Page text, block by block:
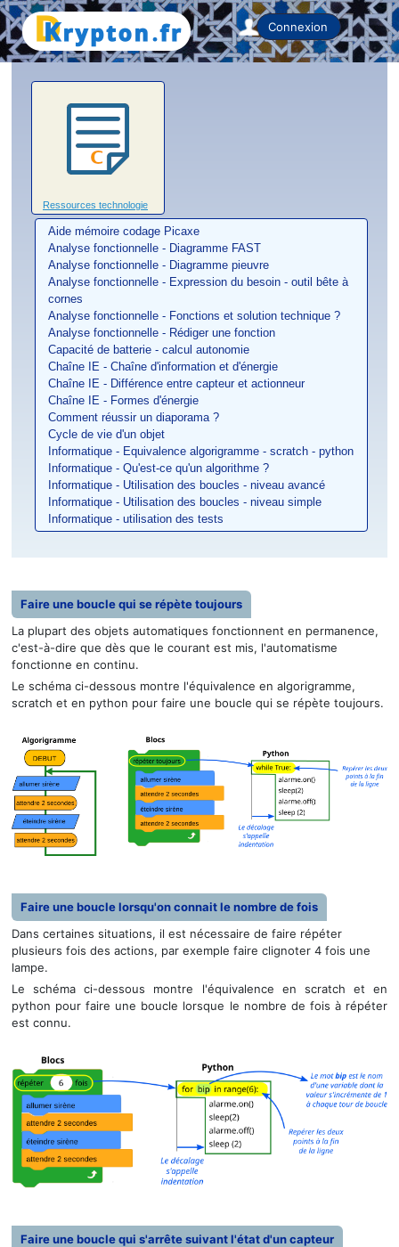
Home
Connexion
Ressources technologie
Aide mémoire codage Picaxe
Analyse fonctionnelle - Diagramme FAST
Analyse fonctionnelle - Diagramme pieuvre
Analyse fonctionnelle - Expression du besoin - outil bête à
cornes
Analyse fonctionnelle - Fonctions et solution technique ?
Analyse fonctionnelle - Rédiger une fonction
Capacité de batterie - calcul autonomie
Chaîne IE - Chaîne d'information et d'énergie
Chaîne IE - Différence entre capteur et actionneur
Chaîne IE - Formes d'énergie
Comment réussir un diaporama ?
Cycle de vie d'un objet
Informatique - Equivalence algorigramme - scratch - python
Informatique - Qu'est-ce qu'un algorithme ?
Informatique - Utilisation des boucles - niveau avancé
Informatique - Utilisation des boucles - niveau simple
Informatique - utilisation des tests
Faire une boucle qui se répète toujours
La plupart des objets automatiques fonctionnent en permanence,
c'est-à-dire que dès que le courant est mis, l'automatisme
fonctionne en continu.
Le schéma ci-dessous montre l'équivalence en algorigramme,
scratch et en python pour faire une boucle qui se répète toujours.
Faire une boucle lorsqu'on connait le nombre de fois
Dans certaines situations, il est nécessaire de faire répéter
plusieurs fois des actions, par exemple faire clignoter 4 fois une
lampe.
Le schéma ci-dessous montre l'équivalence en scratch et en
python pour faire une boucle lorsque le nombre de fois à répéter
est connu.
Faire une boucle qui s'arrête suivant l'état d'un capteur